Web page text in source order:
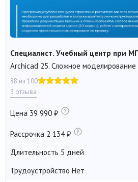
Специалист. Учебный центр при
Archicad 25. Сложное моделирование
88 из 100
3 отзыва
Цена 39 990
Рассрочка 2 134
Длительность 5 дней
Трудоустройство Нет